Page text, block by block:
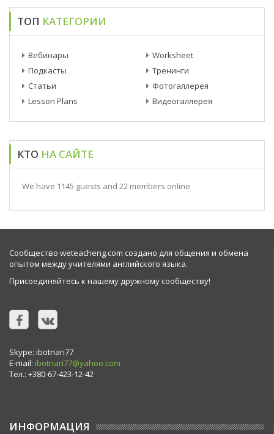
ТОП КАТЕГОРИИ
Вебинары
Подкасты
Статьи
Lesson Plans
Worksheet
Тренинги
Фотогаллерея
Видеогаллерея
КТО НА САЙТЕ
We have 1145 guests and 22 members online
Сообщество weteacheng.com создано для общения и обмена
опытом между учителями английского языка.
Присоединяйтесь к нашему дружному сообществу!
Skype: ibotnari77
E-mail: ibotnari77@yahoo.com
Тел.: +380-67-423-12-42
ИНФОРМАЦИЯ